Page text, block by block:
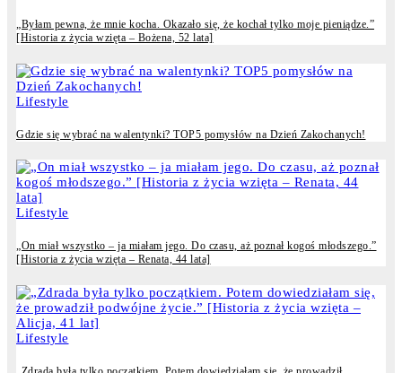
„Byłam pewna, że mnie kocha. Okazało się, że kochał tylko moje pieniądze.”
[Historia z życia wzięta – Bożena, 52 lata]
Lifestyle
Gdzie się wybrać na walentynki? TOP5 pomysłów na Dzień Zakochanych!
Lifestyle
„On miał wszystko – ja miałam jego. Do czasu, aż poznał kogoś młodszego.”
[Historia z życia wzięta – Renata, 44 lata]
Lifestyle